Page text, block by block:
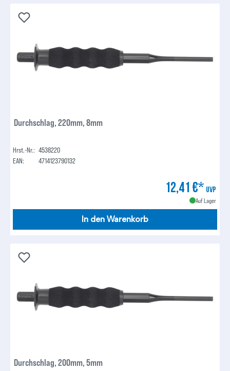
Durchschlag, 220mm, 8mm
Hrst.-Nr.: 4538220
EAN:
4714123790132
12,41 €* UVP
Auf Lager
In den Warenkorb
Durchschlag, 200mm, 5mm